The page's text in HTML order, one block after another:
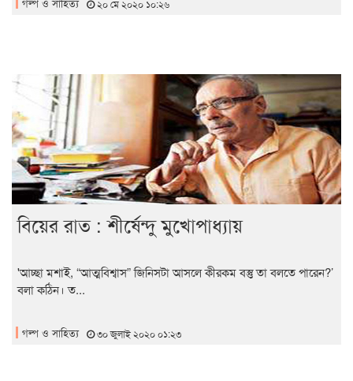
২০ মে ২০২০ ১০:২৬
বিয়ের রাত : শীর্ষেন্দু মুখোপাধ্যায়
'আচ্ছা মশাই, “আত্মবিশ্বাস” জিনিসটা আসলে কীরকম বস্তু তা বলতে পারেন?’
বলা কঠিন। ত...
গল্প ও সাহিত্য ৩০ জুলাই ২০২০ ০১:২৩